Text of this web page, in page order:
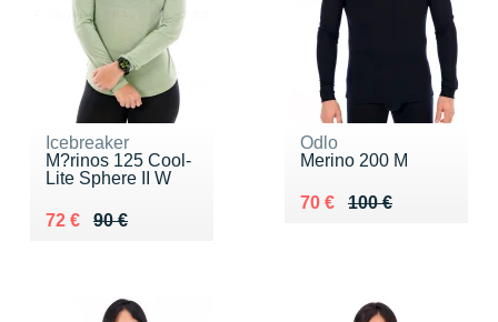
Icebreaker
M?rinos 125 Cool-
Lite Sphere II W
90 €
Au lieu de 90 €
72 €
Vendu 72 €
Odlo
Merino 200 M
100 €
Au lieu de 100 €
70 €
Vendu 70 €